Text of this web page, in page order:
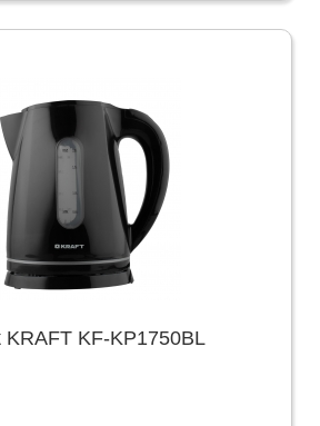
KRAFT KF-KP1750BL